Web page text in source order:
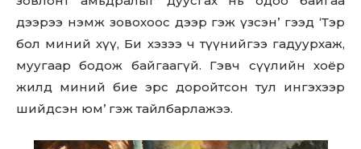
дээрээ нэмж зовохоос дээр гэж үзсэн’ гээд ‘Тэр
бол миний хүү, Би хэзээ ч түүнийгээ гадуурхаж,
муугаар бодож байгаагүй. Гэвч сүүлийн хоёр
жилд миний бие эрс доройтсон тул ингэхээр
шийдсэн юм’ гэж тайлбарлажээ.